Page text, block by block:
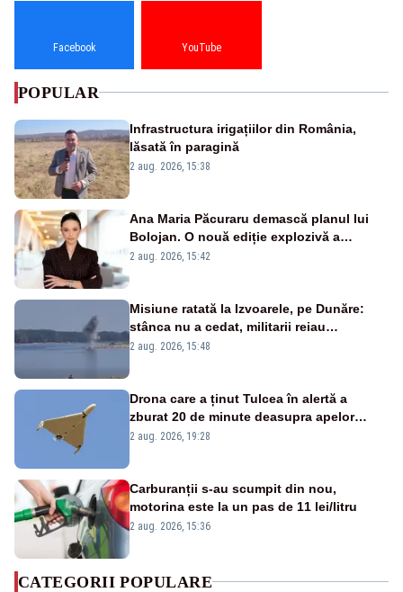
Facebook YouTube
POPULAR
Infrastructura irigațiilor din România,
lăsată în paragină
2 aug. 2026, 15:38
Ana Maria Păcuraru demască planul lui
Bolojan. O nouă ediție explozivă a
emisiunii „Miza Zilei” la Realitatea PLUS
2 aug. 2026, 15:42
Misiune ratată la Izvoarele, pe Dunăre:
stânca nu a cedat, militarii reiau
detonările luni – VIDEO
2 aug. 2026, 15:48
Drona care a ținut Tulcea în alertă a
zburat 20 de minute deasupra apelor
României. Au fost ridicate două F-16
2 aug. 2026, 19:28
Carburanții s-au scumpit din nou,
motorina este la un pas de 11 lei/litru
2 aug. 2026, 15:36
CATEGORII POPULARE